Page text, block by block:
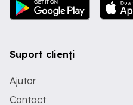
Suport clienți
Ajutor
Contact